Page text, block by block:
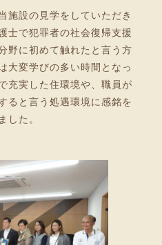
施設の見学をしていただき
士で犯罪者の社会復帰支援
野に初めて触れたと言う方
大変学びの多い時間となっ
充実した住環境や、職員が
ると言う処遇環境に感銘を
た。